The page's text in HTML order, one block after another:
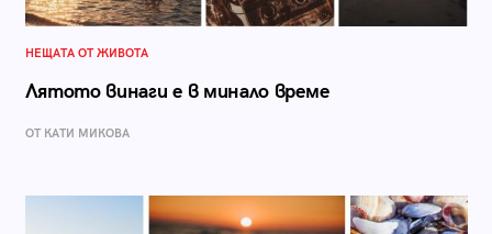
НЕЩАТА ОТ ЖИВОТА
Лятото винаги е в минало време
ОТ КАТИ МИКОВА